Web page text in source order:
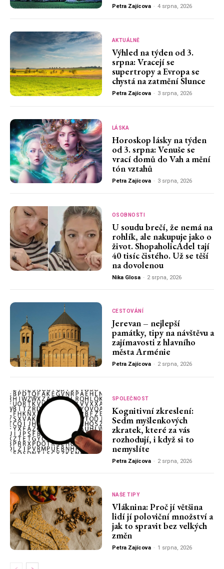
Petra Zajícova - 4 srpna, 2026
AKTUÁLNĚ
Výhled na týden od 3.
srpna: Vracejí se
supertropy a Evropa se
chystá na zatmění Slunce
Petra Zajícova - 3 srpna, 2026
LÁSKA
Horoskop lásky na týden
od 3. srpna: Venuše se
vrací domů do Vah a mění
tón vztahů
Petra Zajícova - 3 srpna, 2026
OSOBNOSTI
U soudu brečí, že nemá na
rohlík, ale nakupuje jako o
život. ShopaholicAdel tají
40 tisíc čistého. Už se těší
na dovolenou
Nika Glosa - 2 srpna, 2026
CESTOVÁNÍ
Jerevan – nejlepší
památky, tipy na návštěvu a
zajímavosti z hlavního
města Arménie
Petra Zajícova - 2 srpna, 2026
SPOLEČNOST
Kognitivní zkreslení:
Sedm myšlenkových
zkratek, které za vás
rozhodují, i když si to
nemyslíte
Petra Zajícova - 2 srpna, 2026
NAŠE TIPY
Vláknina: Proč jí většina
lidí jí poloviční množství a
jak to spravit bez velkých
změn
Petra Zajícova - 1 srpna, 2026